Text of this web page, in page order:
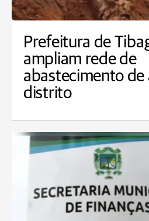
Prefeitura de
ampliam rede de
abastecimento de
distrito